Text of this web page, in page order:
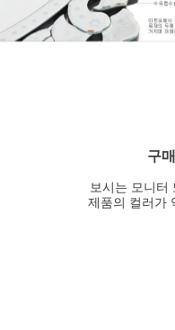
구
보시는 모니터
제품의 컬러가